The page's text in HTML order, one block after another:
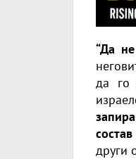
“Да
да го
други